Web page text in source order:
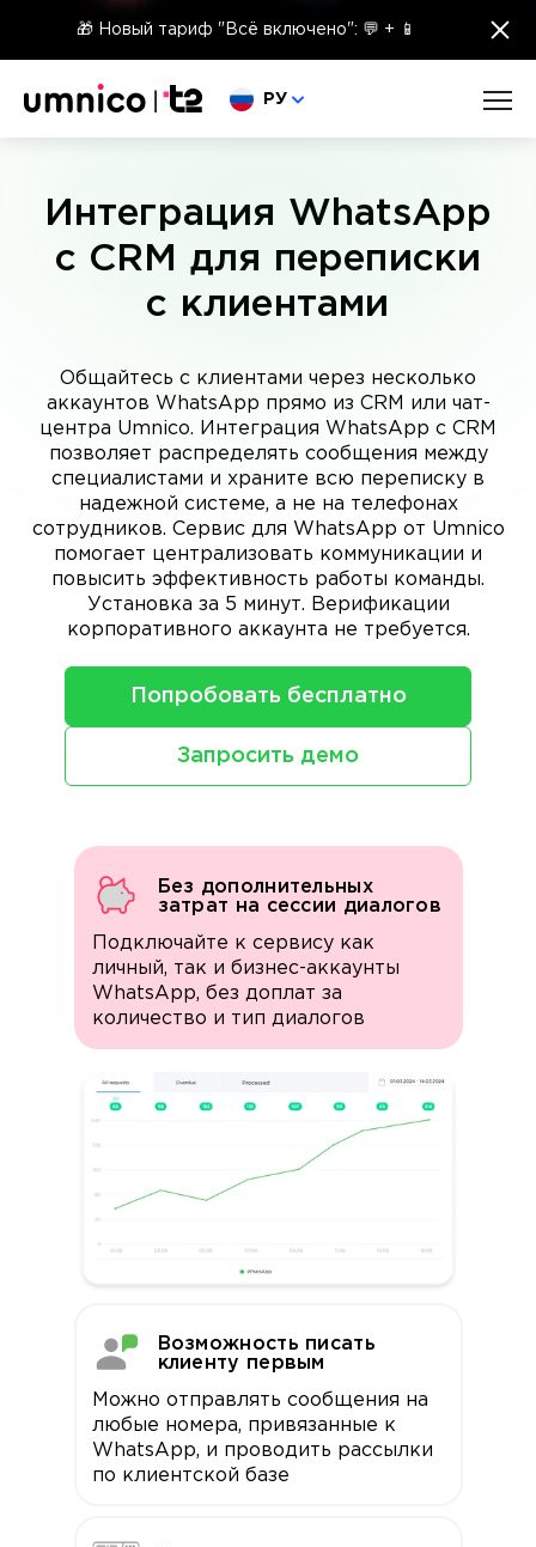
🎁 Новый тариф "Всё включено": 💬 + 📱 ×
Выберите язык
РУ
Интеграция WhatsApp
с CRM для переписки
с клиентами
Общайтесь с клиентами через несколько
аккаунтов WhatsApp прямо из CRM или чат-
центра Umnico. Интеграция WhatsApp с CRM
позволяет распределять сообщения между
специалистами и храните всю переписку в
надежной системе, а не на телефонах
сотрудников. Сервис для WhatsApp от Umnico
помогает централизовать коммуникации и
повысить эффективность работы команды.
Установка за 5 минут. Верификации
корпоративного аккаунта не требуется.
Попробовать бесплатно
Запросить демо
Без дополнительных
затрат на сессии диалогов
Подключайте к сервису как
личный, так и бизнес-аккаунты
WhatsApp, без доплат за
количество и тип диалогов
Возможность писать
клиенту первым
Можно отправлять сообщения на
любые номера, привязанные к
WhatsApp, и проводить рассылки
по клиентской базе